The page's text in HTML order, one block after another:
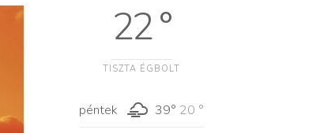
22 °
TISZTA ÉGBOLT
péntek 39° 20 °